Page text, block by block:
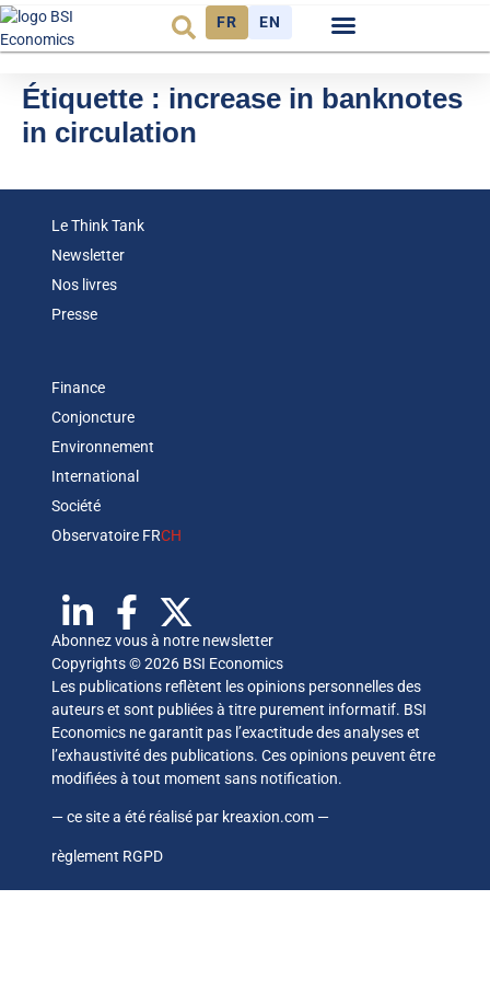
FR EN
Étiquette : increase in banknotes
in circulation
Le Think Tank
Newsletter
Nos livres
Presse
Finance
Conjoncture
Environnement
International
Société
Observatoire FRCH
Abonnez vous à notre newsletter
Copyrights © 2026 BSI Economics
Les publications reflètent les opinions personnelles des
auteurs et sont publiées à titre purement informatif. BSI
Economics ne garantit pas l’exactitude des analyses et
l’exhaustivité des publications. Ces opinions peuvent être
modifiées à tout moment sans notification.
— ce site a été réalisé par kreaxion.com —
règlement RGPD